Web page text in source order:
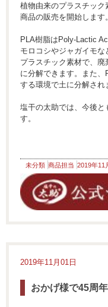
植物由来のプラスチッ
商品の販売を開始します。
PLA樹脂はPoly-Lactic
モロコシやジャガイモ
プラスチック素材で、
に分解できます。また
する環境で土に分解され
塩干の太助では、今後と
す。
未分類 商品担当 2019年11
2019年11月01日
おかげ様で45周年